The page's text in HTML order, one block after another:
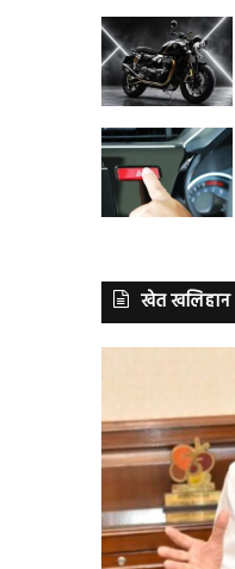
खेत खलिहान